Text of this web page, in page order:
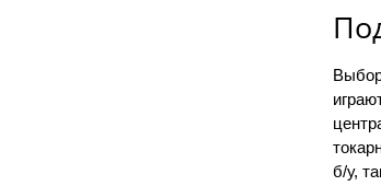
б/у,